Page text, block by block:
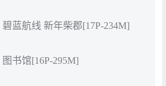
碧蓝航线 新年柴郡[17P-234M]
书馆[16P-295M]